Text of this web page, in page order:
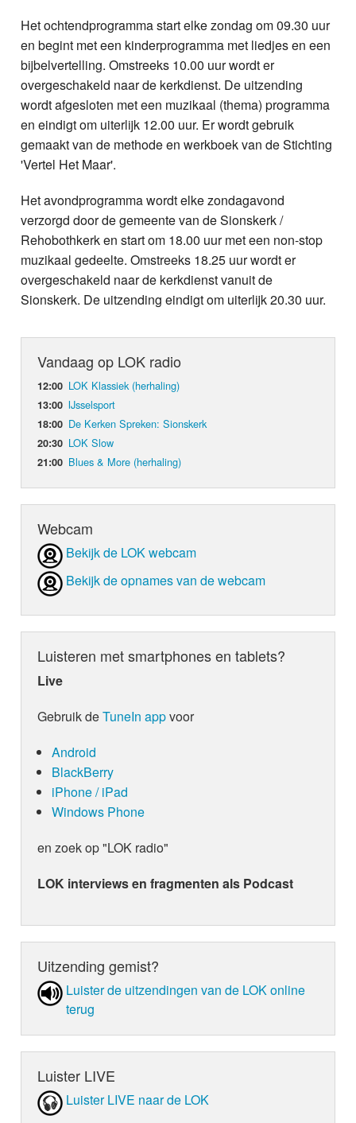
Het ochtendprogramma start elke zondag om 09.30 uur
en begint met een kinderprogramma met liedjes en een
bijbelvertelling. Omstreeks 10.00 uur wordt er
overgeschakeld naar de kerkdienst. De uitzending
wordt afgesloten met een muzikaal (thema) programma
en eindigt om uiterlijk 12.00 uur. Er wordt gebruik
gemaakt van de methode en werkboek van de Stichting
'Vertel Het Maar'.
Het avondprogramma wordt elke zondagavond
verzorgd door de gemeente van de Sionskerk /
Rehobothkerk en start om 18.00 uur met een non-stop
muzikaal gedeelte. Omstreeks 18.25 uur wordt er
overgeschakeld naar de kerkdienst vanuit de
Sionskerk. De uitzending eindigt om uiterlijk 20.30 uur.
Vandaag op LOK radio
12:00 LOK Klassiek (herhaling)
13:00 IJsselsport
18:00 De Kerken Spreken: Sionskerk
20:30 LOK Slow
21:00 Blues & More (herhaling)
Webcam
Bekijk de LOK webcam
Bekijk de opnames van de webcam
Luisteren met smartphones en tablets?
Live
Gebruik deTuneIn appvoor
Android
BlackBerry
iPhone / iPad
Windows Phone
en zoek op "LOK radio"
LOK interviews en fragmenten als Podcast
Uitzending gemist?
Luister de uit­zen­din­gen van de LOK online
terug
Luister LIVE
Luister LIVE naar de LOK